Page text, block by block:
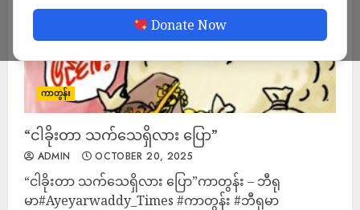
Donate Now
ကာတွန်း
“ငါခိုးတာ သက်သေရှိလား ပြော”
ADMIN OCTOBER 20, 2025
“ငါခိုးတာ သက်သေရှိလား ပြော”ကာတွန်း – ဘီရု
မာ#Ayeyarwaddy_Times #ကာတွန်း #ဘီရုမာ